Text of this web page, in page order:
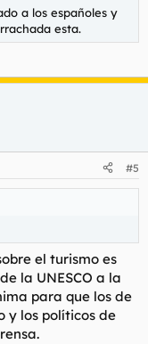
a los españoles y
esta.
#5
el turismo es
la UNESCO a la
para que los de
y los políticos de